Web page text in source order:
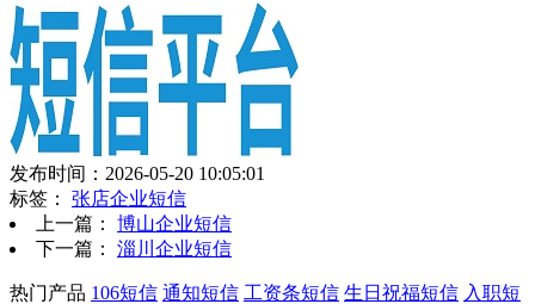
发布时间：2026-05-20 10:05:01
标签： 张店企业短信
上一篇： 博山企业短信
下一篇： 淄川企业短信
热门产品 106短信 通知短信 工资条短信 生日祝福短信 入职短